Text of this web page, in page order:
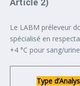
Article 2)
Le LABM préleveur
spécialisé en
+4 °C pour sang/
Type